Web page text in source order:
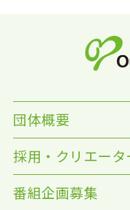
団体概要
採用・クリエータ
番組企画募集